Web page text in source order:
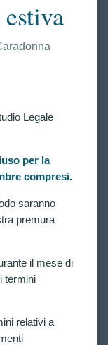
Legale
per la
compresi.
saranno
premura
il mese di
termini
relativi a
dal
del
al Tar
della
c. 1,